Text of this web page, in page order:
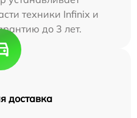
техники Infinix и
до 3 лет.
доставка